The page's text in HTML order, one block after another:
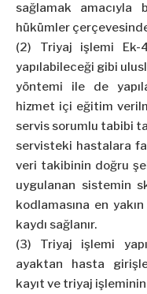
sağlamak amacıyla
hükümler
(2) Triyaj işlemi Ek-
yapılabileceği gibi
yöntemi ile de
hizmet içi eğitim
servis sorumlu tabibi
servisteki hastalara
veri takibinin doğru
uygulanan sistemin
kodlamasına en
kaydı sağlanır.
(3) Triyaj işlemi
ayaktan hasta
kayıt ve triyaj işleminin